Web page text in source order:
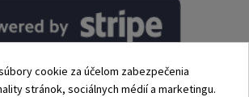
cookie za účelom zabezpečenia
stránok, sociálnych médií a marketingu.